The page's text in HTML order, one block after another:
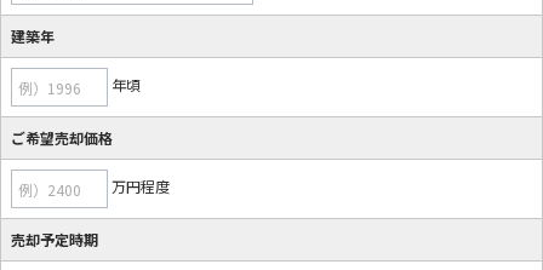
建築年
例）1996 年頃
ご希望売却価格
例）2400 万円程度
売却予定時期